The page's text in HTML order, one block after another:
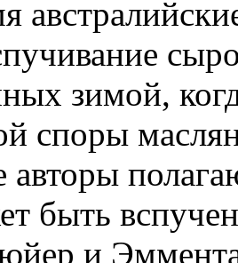
зимой,
споры
авторы
быть
и